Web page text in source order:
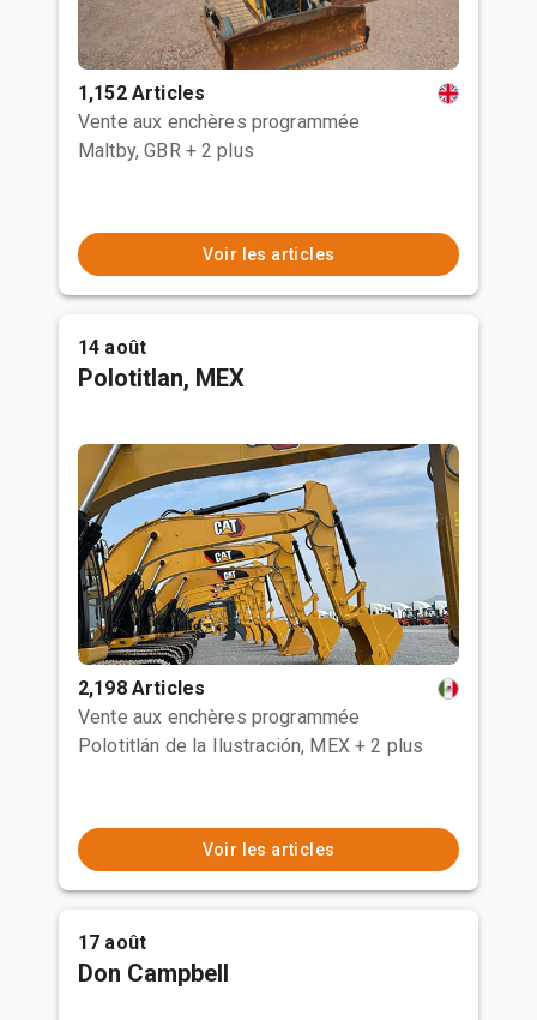
1,152 Articles
Vente aux enchères programmée
Maltby, GBR + 2 plus
Voir les articles
14 août
Polotitlan, MEX
2,198 Articles
Vente aux enchères programmée
Polotitlán de la Ilustración, MEX + 2 plus
Voir les articles
17 août
Don Campbell